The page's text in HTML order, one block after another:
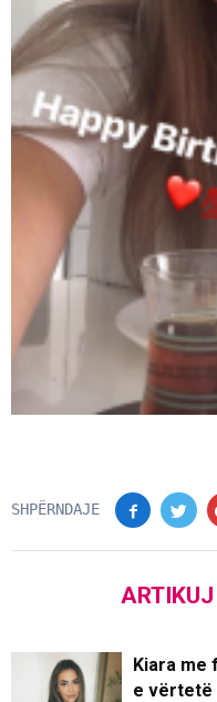
SHPËRNDAJE
Kiara me
e vërtetë